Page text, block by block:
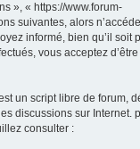
», « https://www.forum-
suivantes, alors
informé, bien qu’il soit
vous acceptez d’être
un script libre de forum,
discussions sur Internet.
consulter :